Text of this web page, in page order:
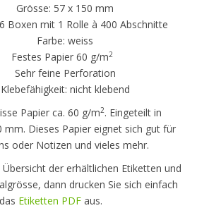
Grösse: 57 x 150 mm
Boxen mit 1 Rolle à 400 Abschnitte
Farbe: weiss
Festes Papier 60 g/m2
Sehr feine Perforation
Klebefähigkeit: nicht klebend
Papier ca. 60 g/m2. Eingeteilt in
mm. Dieses Papier eignet sich gut für
oder Notizen und vieles mehr.
der erhältlichen Etiketten und
dann drucken Sie sich einfach
das Etiketten PDF aus.